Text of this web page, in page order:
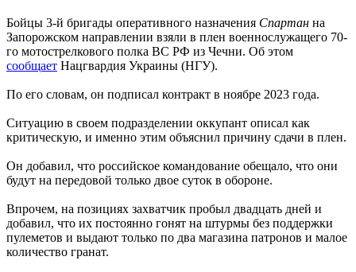
Бойцы 3-й бригады оперативного назначения Спартан на
Запорожском направлении взяли в плен военнослужащего 70-
го мотострелкового полка ВС РФ из Чечни. Об этом
сообщает Нацгвардия Украины (НГУ).
По его словам, он подписал контракт в ноябре 2023 года.
Ситуацию в своем подразделении оккупант описал как
критическую, и именно этим объяснил причину сдачи в плен.
Он добавил, что российское командование обещало, что они
будут на передовой только двое суток в обороне.
Впрочем, на позициях захватчик пробыл двадцать дней и
добавил, что их постоянно гонят на штурмы без поддержки
пулеметов и выдают только по два магазина патронов и малое
количество гранат.